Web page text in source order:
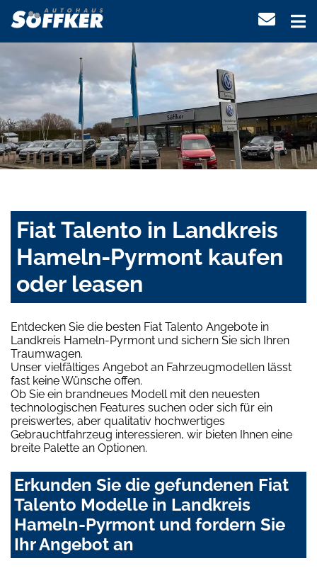
Fiat Talento in Landkreis
Hameln-Pyrmont kaufen
oder leasen
Entdecken Sie die besten Fiat Talento Angebote in
Landkreis Hameln-Pyrmont und sichern Sie sich Ihren
Traumwagen.
Unser vielfältiges Angebot an Fahrzeugmodellen lässt
fast keine Wünsche offen.
Ob Sie ein brandneues Modell mit den neuesten
technologischen Features suchen oder sich für ein
preiswertes, aber qualitativ hochwertiges
Gebrauchtfahrzeug interessieren, wir bieten Ihnen eine
breite Palette an Optionen.
Erkunden Sie die gefundenen Fiat
Talento Modelle in Landkreis
Hameln-Pyrmont und fordern Sie
Ihr Angebot an